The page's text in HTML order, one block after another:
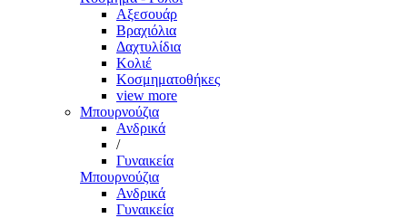
Αξεσουάρ
Βραχιόλια
Δαχτυλίδια
Κολιέ
Κοσμηματοθήκες
view more
Μπουρνούζια
Ανδρικά
/
Γυναικεία
Μπουρνούζια
Ανδρικά
Γυναικεία